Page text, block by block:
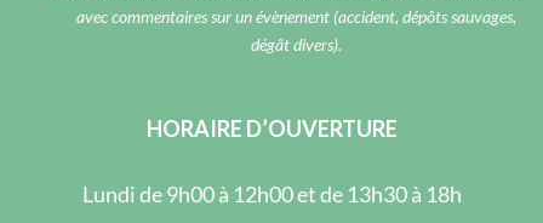
avec commentaires sur un évènement (accident, dépôts sauvages,
dégât divers).
HORAIRE D’OUVERTURE
Lundi de 9h00 à 12h00 et de 13h30 à 18h